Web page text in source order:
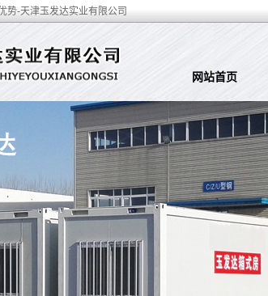
势-天津玉发达实业有限公司
网站首页